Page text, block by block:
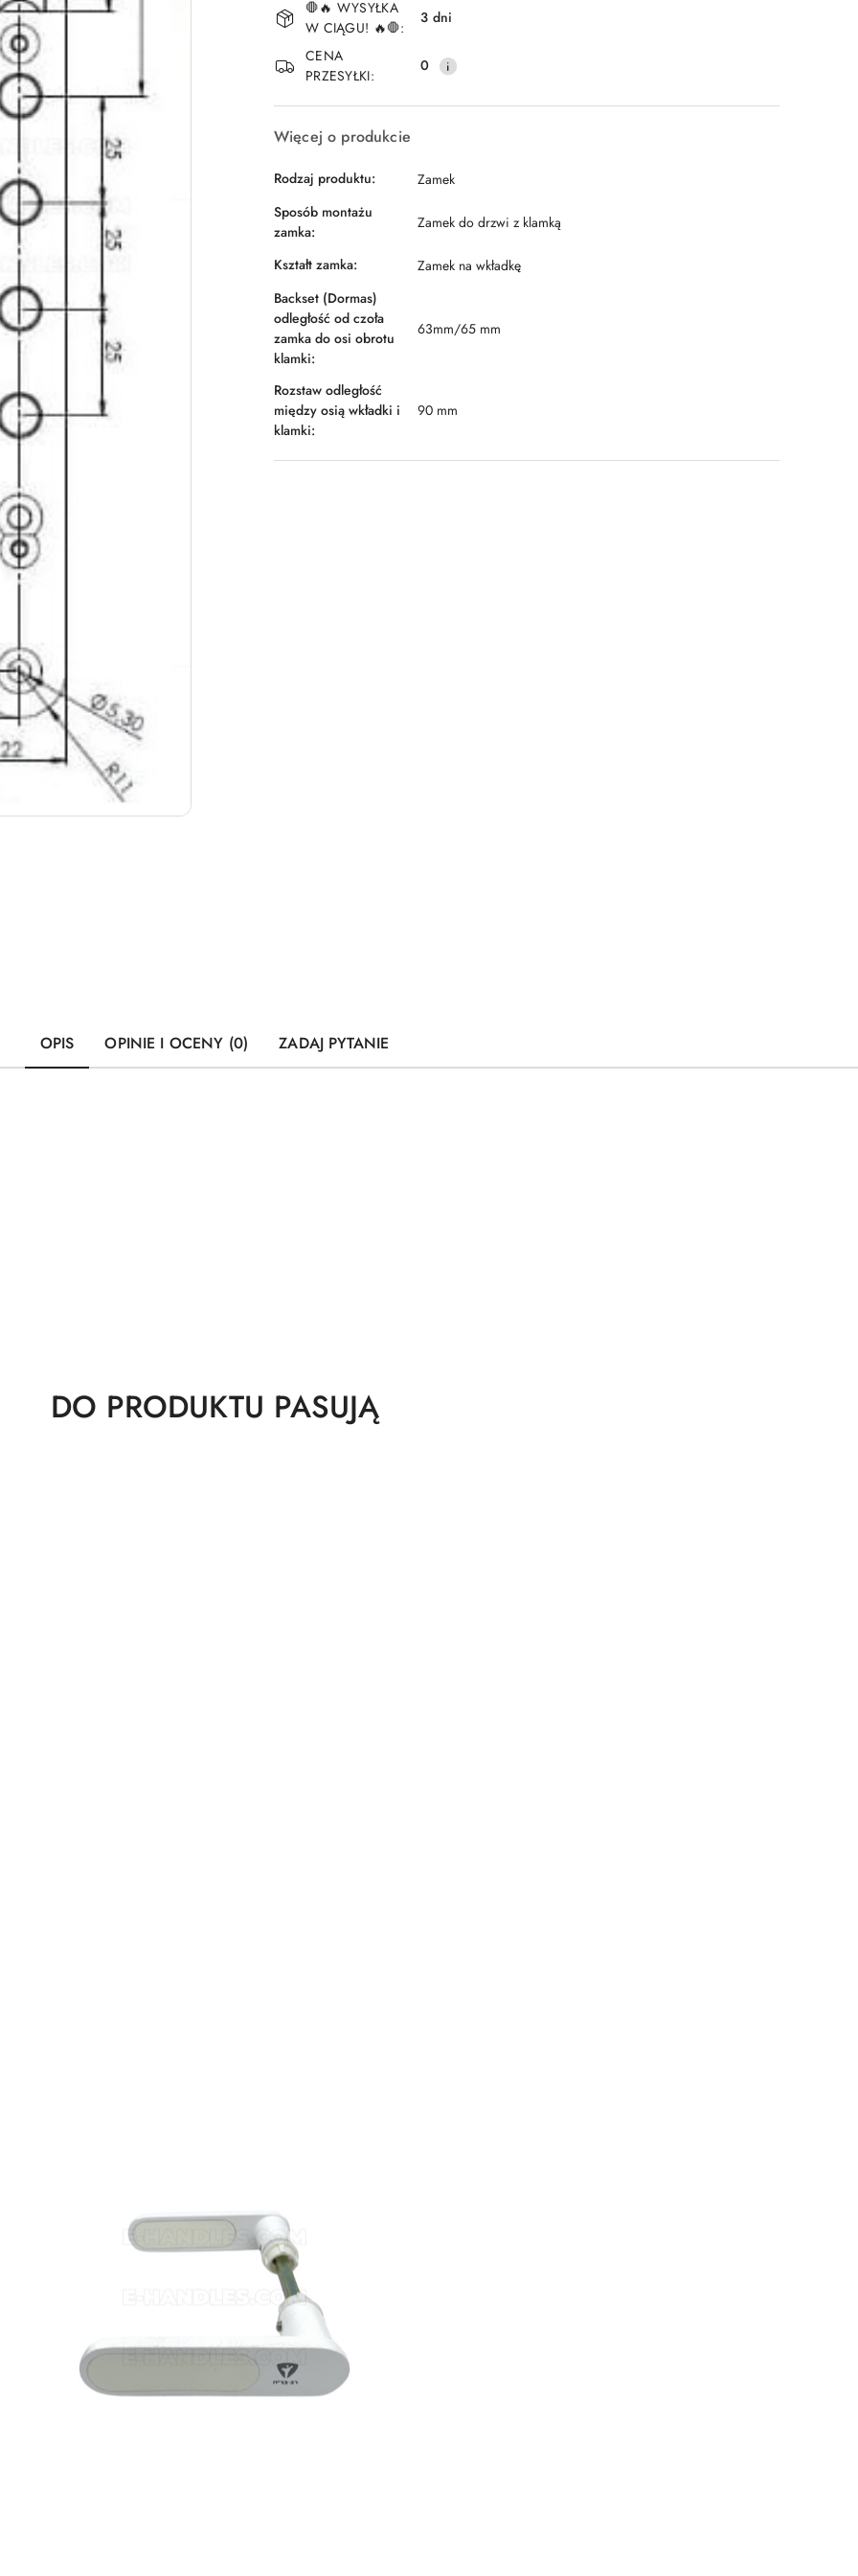
i
dostawa
🛑🔥 WYSYŁKA
W CIĄGU! 🔥🛑:
3 dni
CENA
PRZESYŁKI:
0
Więcej o produkcie
Rodzaj produktu:
Zamek
Sposób montażu
zamka:
Zamek do drzwi z klamką
Kształt zamka:
Zamek na wkładkę
Backset (Dormas)
odległość od czoła
zamka do osi obrotu
klamki:
63mm/65 mm
Rozstaw odległość
między osią wkładki i
klamki:
90 mm
OPIS OPINIE I OCENY (0) ZADAJ PYTANIE
Produkty
DO PRODUKTU PASUJĄ